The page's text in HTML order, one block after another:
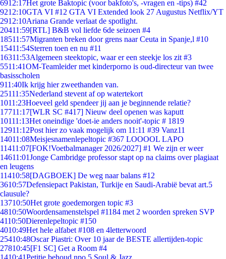
6912:17Het grote Baktopic (voor bakfoto's, -vragen en -tips) #42
9212:10GTA VI #12 GTA VI Extended look 27 Augustus Netflix/YT
2912:10Ariana Grande verlaat de spotlight.
20411:59[RTL] B&B vol liefde 6de seizoen #4
18511:57Migranten breken door grens naar Ceuta in Spanje,l #10
15411:54Sterren toen en nu #11
16311:53Algemeen steektopic, waar er een steekje los zit #3
5511:41OM-Teamleider met kinderporno is oud-directeur van twee
basisscholen
911:40Ik krijg hier zweethanden van.
25111:35Nederland stevent af op watertekort
1011:23Hoeveel geld spendeer jij aan je beginnende relatie?
17711:17[WLR SC #417] Nieuw deel openen was kaputt
10111:13Het oneindige 'doet-ie anders nooit'-topic # 1819
12911:12Post hier zo vaak mogelijk om 11:11 #39 Vanz11
14011:08Meisjesnamenlepeltopic #367 LOOOOL LAPO
11411:07[FOK!Voetbalmanager 2026/2027] #1 We zijn er weer
14611:01Jonge Cambridge professor stapt op na claims over plagiaat
en leugens
11410:58[DAGBOEK] De weg naar balans #12
3610:57Defensiepact Pakistan, Turkije en Saudi-Arabië bevat art.5
clausule?
13710:50Het grote goedemorgen topic #3
4810:50Woordensamenstelspel #1184 met 2 woorden spreken SVP
4110:50Dierenlepeltopic #150
4010:49Het hele alfabet #108 en 4letterwoord
25410:48Oscar Piastri: Over 10 jaar de BESTE allertijden-topic
27810:45[F1 SC] Get a Room #4
1410:41Petitie behoud npo 5 Soul & Jazz